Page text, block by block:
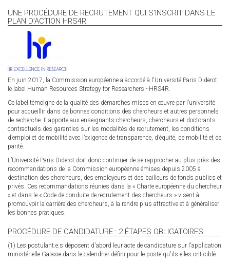
UNE PROCÉDURE DE RECRUTEMENT QUI S’INSCRIT DANS LE
PLAN D’ACTION HRS4R
En juin 2017, la Commission européenne a accordé à l'Université Paris Diderot
le label Human Resources Strategy for Researchers - HRS4R.
Ce label témoigne de la qualité des démarches mises en œuvre par l’université
pour accueillir dans de bonnes conditions des chercheurs et autres personnels
de recherche. Il apporte aux enseignants-chercheurs, chercheurs et doctorants
contractuels des garanties sur les modalités de recrutement, les conditions
d’emploi et de mobilité avec l’exigence de transparence, d’équité, de mobilité et de
parité.
L’Université Paris Diderot doit donc continuer de se rapprocher au plus près des
recommandations de la Commission européenne émises depuis 2005 à
destination des chercheurs, des employeurs et des bailleurs de fonds publics et
privés. Ces recommandations réunies dans la « Charte européenne du chercheur
» et dans le « Code de conduite de recrutement des chercheurs » visent à
promouvoir la carrière des chercheurs, à la rendre plus attractive et à généraliser
les bonnes pratiques.
PROCÉDURE DE CANDIDATURE : 2 ÉTAPES OBLIGATOIRES
(1) Les postulant.e.s déposent d'abord leur acte de candidature sur l'application
ministérielle Galaxie dans le calendrier défini pour le poste qu'ils.elles ont ciblé.